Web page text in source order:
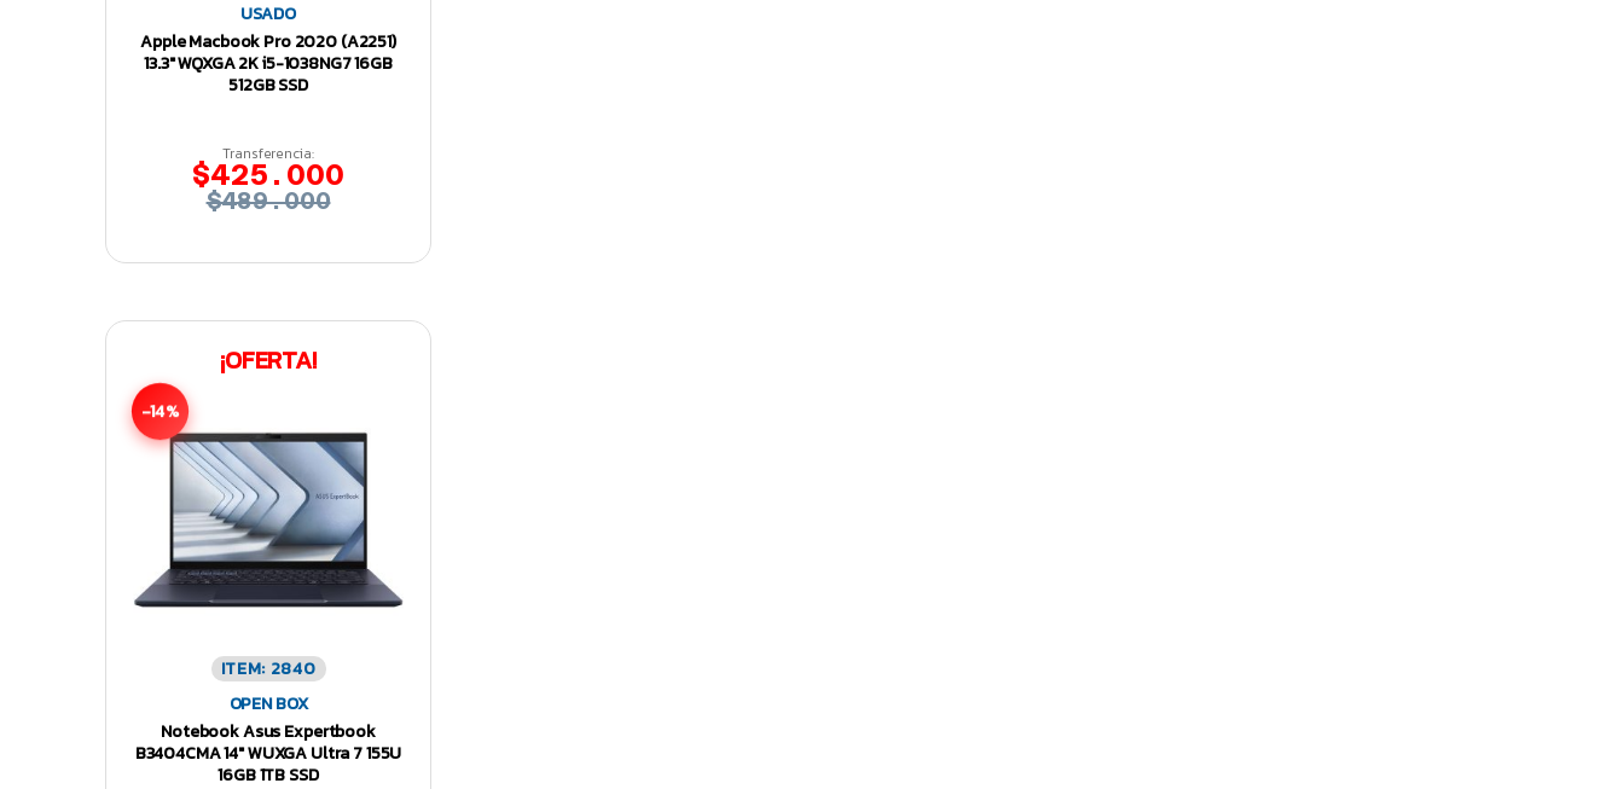
USADO
Apple Macbook Pro 2020 (A2251)
13.3″ WQXGA 2K i5-1038NG7 16GB
512GB SSD
Transferencia:
$425.000
$489.000
¡OFERTA!
-14%
ITEM: 2840
OPEN BOX
Notebook Asus Expertbook
B3404CMA 14″ WUXGA Ultra 7 155U
16GB 1TB SSD